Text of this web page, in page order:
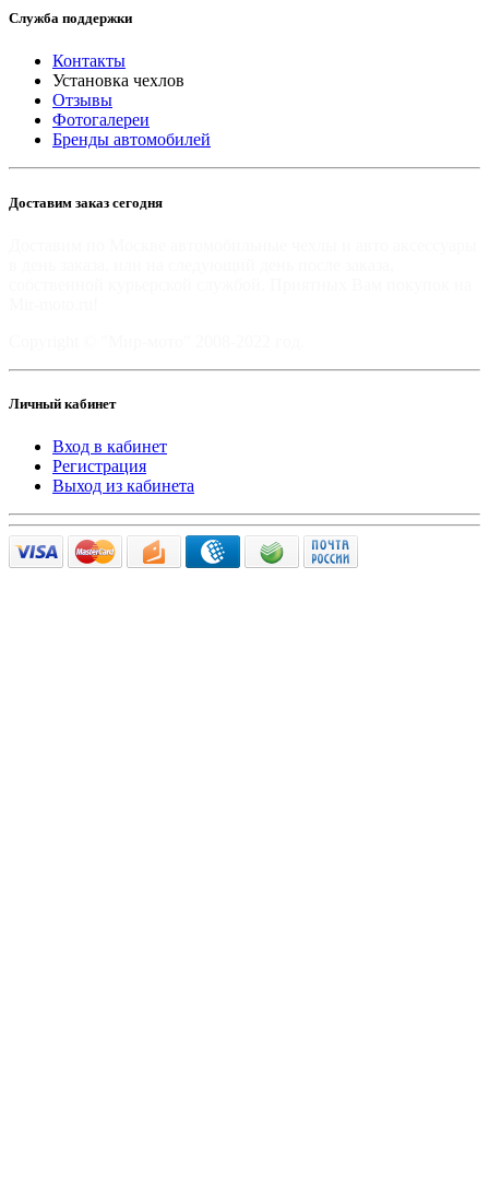
Служба поддержки
Контакты
Установка чехлов
Отзывы
Фотогалереи
Бренды автомобилей
Доставим заказ сегодня
Личный кабинет
Вход в кабинет
Регистрация
Выход из кабинета